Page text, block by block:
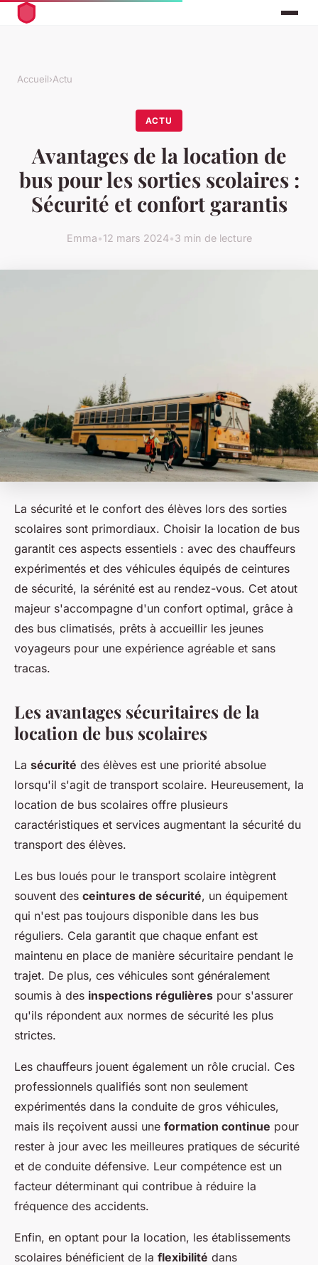
Accueil›Actu
ACTU
Avantages de la location de
bus pour les sorties scolaires :
Sécurité et confort garantis
Emma•12 mars 2024•3 min de lecture
La sécurité et le confort des élèves lors des sorties
scolaires sont primordiaux. Choisir la location de bus
garantit ces aspects essentiels : avec des chauffeurs
expérimentés et des véhicules équipés de ceintures
de sécurité, la sérénité est au rendez-vous. Cet atout
majeur s'accompagne d'un confort optimal, grâce à
des bus climatisés, prêts à accueillir les jeunes
voyageurs pour une expérience agréable et sans
tracas.
Les avantages sécuritaires de la
location de bus scolaires
La sécurité des élèves est une priorité absolue
lorsqu'il s'agit de transport scolaire. Heureusement, la
location de bus scolaires offre plusieurs
caractéristiques et services augmentant la sécurité du
transport des élèves.
Les bus loués pour le transport scolaire intègrent
souvent des ceintures de sécurité, un équipement
qui n'est pas toujours disponible dans les bus
réguliers. Cela garantit que chaque enfant est
maintenu en place de manière sécuritaire pendant le
trajet. De plus, ces véhicules sont généralement
soumis à des inspections régulières pour s'assurer
qu'ils répondent aux normes de sécurité les plus
strictes.
Les chauffeurs jouent également un rôle crucial. Ces
professionnels qualifiés sont non seulement
expérimentés dans la conduite de gros véhicules,
mais ils reçoivent aussi une formation continue pour
rester à jour avec les meilleures pratiques de sécurité
et de conduite défensive. Leur compétence est un
facteur déterminant qui contribue à réduire la
fréquence des accidents.
Enfin, en optant pour la location, les établissements
scolaires bénéficient de la flexibilité dans